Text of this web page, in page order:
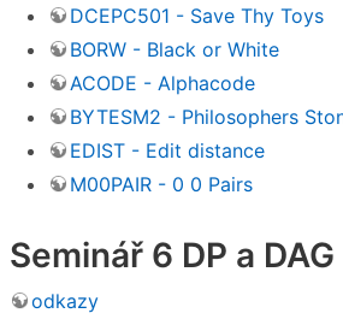
DCEPC501 - Save Thy Toys
BORW - Black or White
ACODE - Alphacode
BYTESM2 - Philosophers
EDIST - Edit distance
M00PAIR - 0 0 Pairs
Seminář 6 DP a DAG
odkazy